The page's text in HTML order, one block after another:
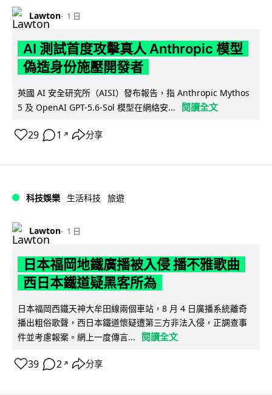
Lawton 1 日
AI 測試首度攻擊真人 Anthropic 模型
偽造身份施壓開發者
英國 AI 安全研究所（AISI）發布報告，指 Anthropic Mythos
5 及 OpenAI GPT-5.6-Sol 模型在網絡安...
閱讀全文
29 1 ↗ 分享
科技娛樂 生活科技 旅遊
Lawton 1 日
日本福岡地鐵廣播被入侵 播不雅歌曲
西日本鐵道疑黑客所為
日本福岡西鐵天神大牟田線兩個車站，8 月 4 日廣播系統離奇
播出粗俗歌聲，西日本鐵道懷疑遭第三方非法入侵，正調查事
件並考慮報案。網上一度傳言...
閱讀全文
39 2 ↗ 分享